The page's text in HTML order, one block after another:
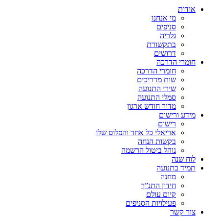
אודות
מי אנחנו
סניפים
גלריה
בתקשורת
דרושים
חומרי הדרכה
חומרי הדרכה
שות מדריכים
שירי התנועה
סמלי התנועה
מדור חודש ארגון
מידע ורישום
רישום
אריאלי כל אחד והפלוס שלו
בקשות הנחה
נוהל ביטול הרשמה
לוח שנה
תמיד בתנועה
מחנה
חידון התנ”ך
קיום עולם
פעילויות הסניפים
צור קשר